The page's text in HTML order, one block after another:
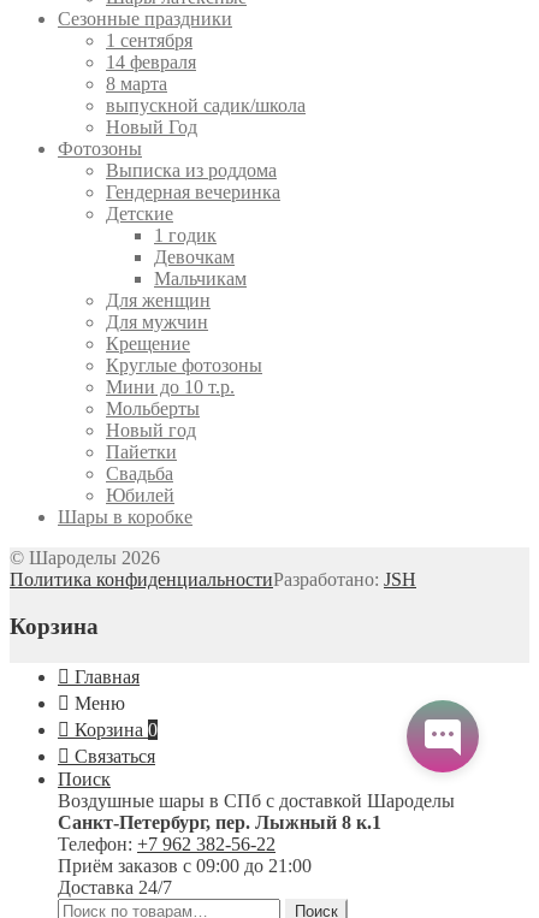
Сезонные праздники
1 сентября
14 февраля
8 марта
выпускной садик/школа
Новый Год
Фотозоны
Выписка из роддома
Гендерная вечеринка
Детские
1 годик
Девочкам
Мальчикам
Для женщин
Для мужчин
Крещение
Круглые фотозоны
Мини до 10 т.р.
Мольберты
Новый год
Пайетки
Свадьба
Юбилей
Шары в коробке
© Шароделы 2026
Политика конфиденциальностиРазработано: JSH
Корзина
Главная
Меню
Корзина 0
Связаться
Поиск
Воздушные шары в СПб с доставкой Шароделы
Санкт-Петербург, пер. Лыжный 8 к.1
Телефон: +7 962 382-56-22
Приём заказов с 09:00 до 21:00
Доставка 24/7
Искать:
Поиск